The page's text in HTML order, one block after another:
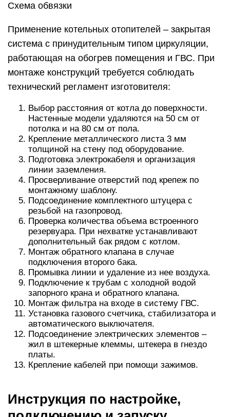
Схема обвязки
Применение котельных отопителей – закрытая
система с принудительным типом циркуляции,
работающая на обогрев помещения и ГВС. При
монтаже конструкций требуется соблюдать
технический регламент изготовителя:
Выбор расстояния от котла до поверхности.
Настенные модели удаляются на 50 см от
потолка и на 80 см от пола.
Крепление металлического листа 3 мм
толщиной на стену под оборудование.
Подготовка электрокабеля и организация
линии заземления.
Просверливание отверстий под крепеж по
монтажному шаблону.
Подсоединение комплектного штуцера с
резьбой на газопровод.
Проверка количества объема встроенного
резервуара. При нехватке устанавливают
дополнительный бак рядом с котлом.
Монтаж обратного клапана в случае
подключения второго бака.
Промывка линии и удаление из нее воздуха.
Подключение к трубам с холодной водой
запорного крана и обратного клапана.
Монтаж фильтра на входе в систему ГВС.
Установка газового счетчика, стабилизатора и
автоматического выключателя.
Подсоединение электрических элементов –
жил в штекерные клеммы, штекера в гнездо
платы.
Крепление кабелей при помощи зажимов.
Инструкция по настройке,